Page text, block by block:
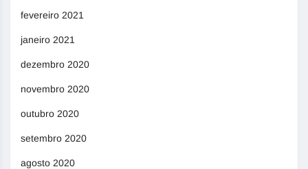
fevereiro 2021
janeiro 2021
dezembro 2020
novembro 2020
outubro 2020
setembro 2020
agosto 2020